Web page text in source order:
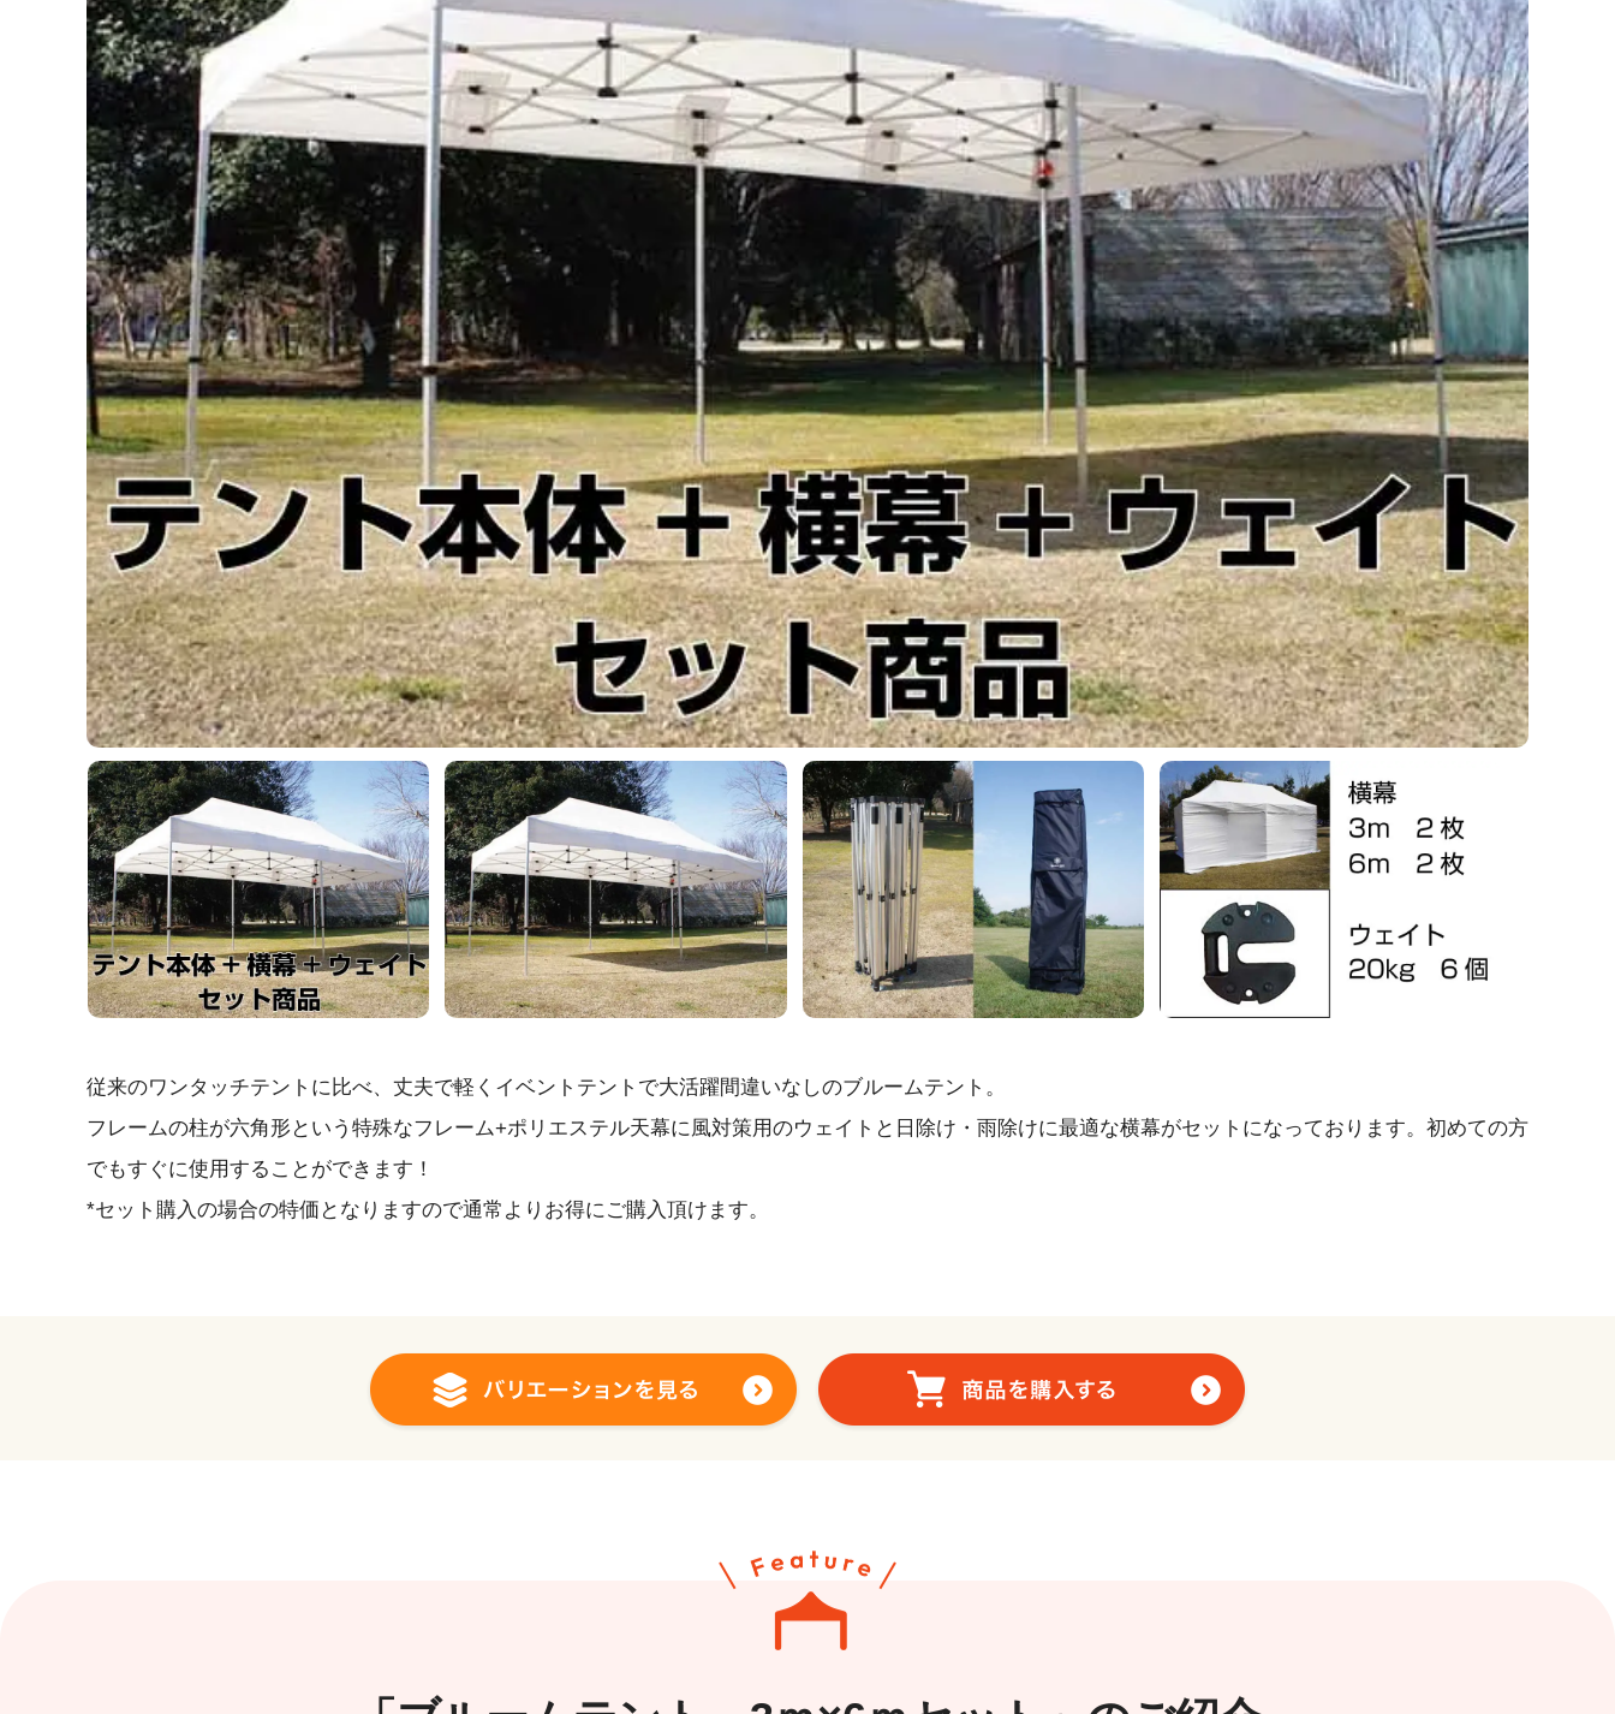
従来のワンタッチテントに比べ、丈夫で軽くイベントテントで大活躍間違いなしのブルームテント。
フレームの柱が六角形という特殊なフレーム+ポリエステル天幕に風対策用のウェイトと日除け・雨除けに最適な横幕がセットになっております。初めての方
でもすぐに使用することができます！
*セット購入の場合の特価となりますので通常よりお得にご購入頂けます。